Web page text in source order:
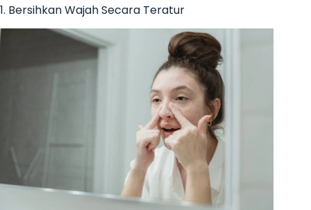
1. Bersihkan Wajah Secara Teratur